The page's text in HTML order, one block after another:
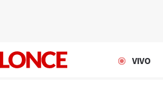
VIVO